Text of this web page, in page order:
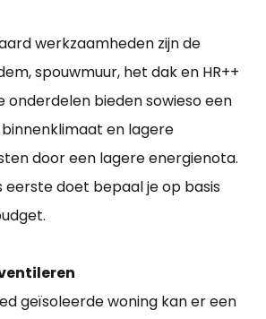
werkzaamheden zijn de
spouwmuur, het dak en HR++
onderdelen bieden sowieso een
en lagere
door een lagere energienota.
eerste doet bepaal je op basis
geïsoleerde woning kan er een